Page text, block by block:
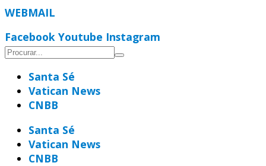
WEBMAIL
Facebook Youtube Instagram
Santa Sé
Vatican News
CNBB
Santa Sé
Vatican News
CNBB